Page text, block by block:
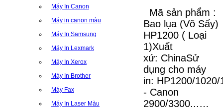
Máy In Canon
Máy in canon màu
Máy In Samsung
Máy In Lexmark
Máy In Xerox
Máy In Brother
Máy Fax
Máy In Laser Màu
Mã sản phẩm :
Bao lụa (Võ Sấy)
HP1200 ( Loại
1)Xuất
xứ: ChinaSử
dụng cho máy
in: HP1200/
- Canon
2900/3300...…